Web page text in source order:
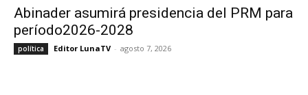
Abinader asumirá presidencia del PRM para
período2026-2028
política Editor LunaTV - agosto 7, 2026